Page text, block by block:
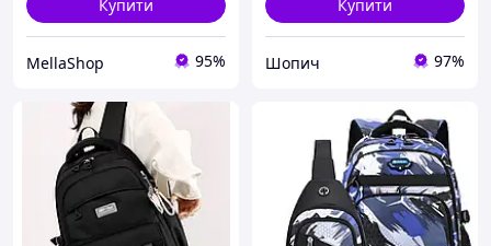
Купити
MellaShop 95%
Купити
Шопич 97%